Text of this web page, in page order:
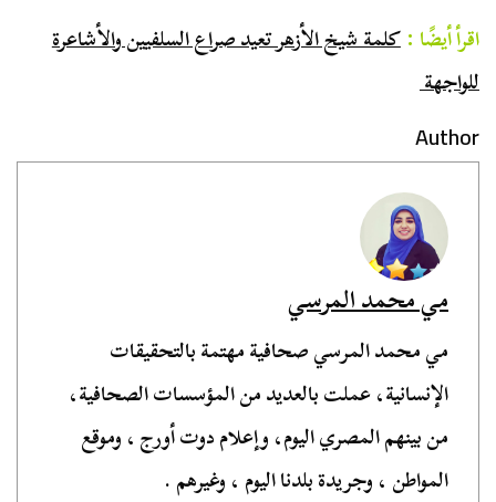
اقرأ أيضًا :كلمة شيخ الأزهر تعيد صراع السلفيين والأشاعرة
للواجهة
Author
مي محمد المرسي
مي محمد المرسي صحافية مهتمة بالتحقيقات
الإنسانية، عملت بالعديد من المؤسسات الصحافية،
من بينهم المصري اليوم، وإعلام دوت أورج ، وموقع
المواطن ، وجريدة بلدنا اليوم ، وغيرهم .